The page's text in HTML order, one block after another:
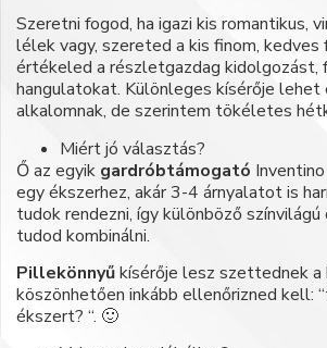
Szeretni fogod, ha igazi kis romantikus,
lélek vagy, szereted a kis finom, kedves
értékeled a részletgazdag kidolgozást,
hangulatokat. Különleges kísérője lehet
alkalomnak, de szerintem tökéletes
Miért jó választás?
Ő az egyik gardróbtámogató
egy ékszerhez, akár 3-4 árnyalatot is
tudok rendezni, így különböző
tudod kombinálni.
Pillekönnyűkísérője lesz szettednek a
köszönhetően inkább ellenőrizned kell:
ékszert? “. 🙂